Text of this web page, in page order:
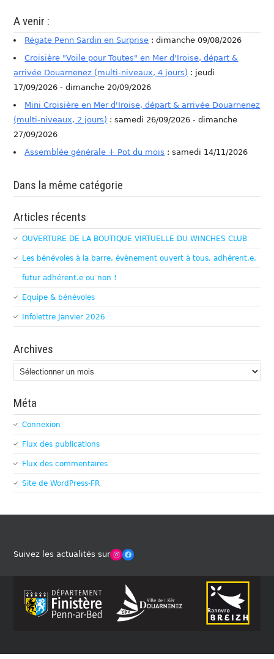
A venir :
Régate Penn Sardin en Surprise : dimanche 09/08/2026
Croisière "Voile pour Toutes" en Mer d'Iroise, départ &
arrivée Douarnenez (multi-niveaux, 4 jours) : jeudi
17/09/2026 - dimanche 20/09/2026
Mini Croisière en Mer d'Iroise, départ & arrivée Douarnenez
(multi-niveaux, 2 jours) : samedi 26/09/2026 - dimanche
27/09/2026
Assemblée générale + Pot du mois : samedi 14/11/2026
Dans la même catégorie
Articles récents
OUVERTURE DE LA BOUTIQUE VIRTUELLE DU WINCHES CLUB
Les bénévoles à la barre, évènement ouvert à tous, adhérent.e,
futur adhérent.e ou non !
Equipe & bénévoles
Infolettre Janvier 2026
Archives
Archives
Méta
Connexion
Flux des publications
Flux des commentaires
Site de WordPress-FR
Suivez les actualités surWinches Club OfficielFacebook